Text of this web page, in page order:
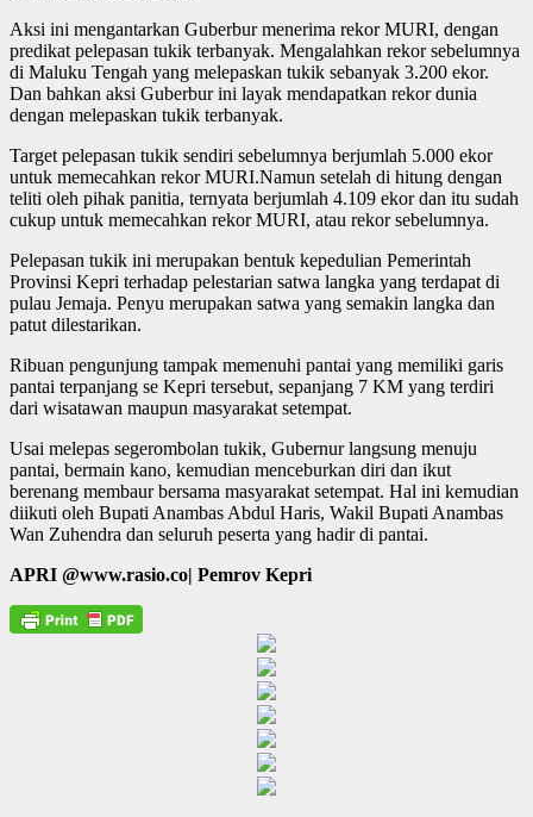
Aksi ini mengantarkan Guberbur menerima rekor MURI, dengan
predikat pelepasan tukik terbanyak. Mengalahkan rekor sebelumnya
di Maluku Tengah yang melepaskan tukik sebanyak 3.200 ekor.
Dan bahkan aksi Guberbur ini layak mendapatkan rekor dunia
dengan melepaskan tukik terbanyak.
Target pelepasan tukik sendiri sebelumnya berjumlah 5.000 ekor
untuk memecahkan rekor MURI.Namun setelah di hitung dengan
teliti oleh pihak panitia, ternyata berjumlah 4.109 ekor dan itu sudah
cukup untuk memecahkan rekor MURI, atau rekor sebelumnya.
Pelepasan tukik ini merupakan bentuk kepedulian Pemerintah
Provinsi Kepri terhadap pelestarian satwa langka yang terdapat di
pulau Jemaja. Penyu merupakan satwa yang semakin langka dan
patut dilestarikan.
Ribuan pengunjung tampak memenuhi pantai yang memiliki garis
pantai terpanjang se Kepri tersebut, sepanjang 7 KM yang terdiri
dari wisatawan maupun masyarakat setempat.
Usai melepas segerombolan tukik, Gubernur langsung menuju
pantai, bermain kano, kemudian menceburkan diri dan ikut
berenang membaur bersama masyarakat setempat. Hal ini kemudian
diikuti oleh Bupati Anambas Abdul Haris, Wakil Bupati Anambas
Wan Zuhendra dan seluruh peserta yang hadir di pantai.
APRI @www.rasio.co| Pemrov Kepri